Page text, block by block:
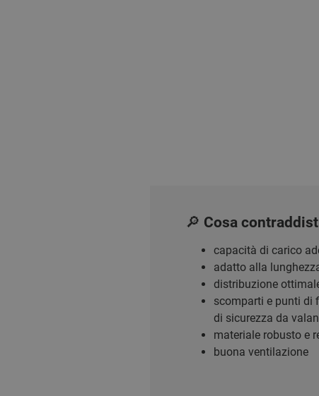
🔎 Cosa
capacità di carico
adatto alla
distribuzione
scomparti e punti di
di sicurezza da
materiale robusto e
buona ventilazione